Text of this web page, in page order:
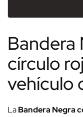
Bandera
círculo
vehículo
LaBandera Negra